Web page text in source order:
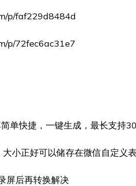
p/faf229d8484d
p/72fec6ac31e7
单快捷，一键生成，最长支持30
小正好可以储存在微信自定义
屏后再转换解决